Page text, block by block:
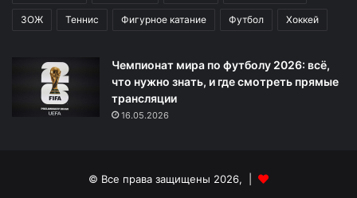
ЗОЖ Теннис Фигурное катание Футбол Хоккей
Чемпионат мира по футболу 2026: всё,
что нужно знать, и где смотреть прямые
трансляции
16.05.2026
© Все права защищены 2026, |